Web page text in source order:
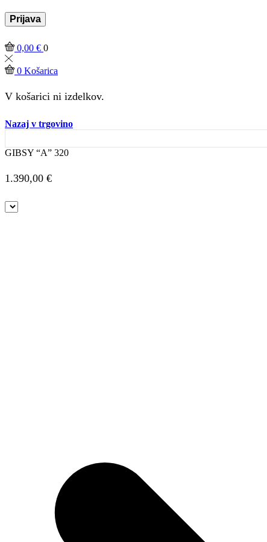
Prijava
0,00 € 0
0 Košarica
V košarici ni izdelkov.
Nazaj v trgovino
GIBSY “A” 320
1.390,00 €